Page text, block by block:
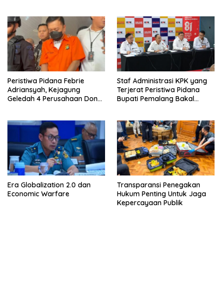
Peristiwa Pidana Febrie
Adriansyah, Kejagung
Geledah 4 Perusahaan Don
Staf Administrasi KPK yang
Terjerat Peristiwa Pidana
Bupati Pemalang Bakal
Era Globalization 2.0 dan
Economic Warfare
Transparansi Penegakan
Hukum Penting Untuk Jaga
Kepercayaan Publik